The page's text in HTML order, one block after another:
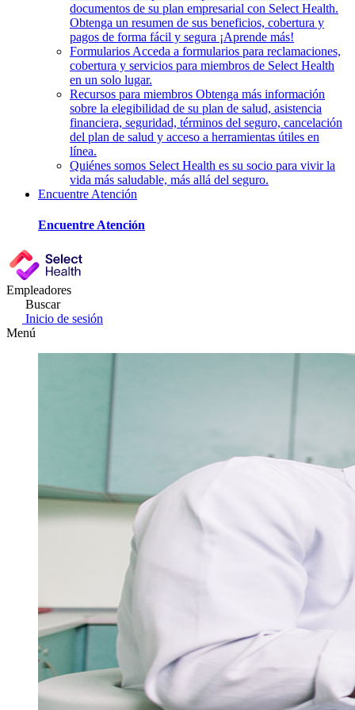
documentos de su plan empresarial con Select Health.
Obtenga un resumen de sus beneficios, cobertura y
pagos de forma fácil y segura ¡Aprende más!
Formularios Acceda a formularios para reclamaciones,
cobertura y servicios para miembros de Select Health
en un solo lugar.
Recursos para miembros Obtenga más información
sobre la elegibilidad de su plan de salud, asistencia
financiera, seguridad, términos del seguro, cancelación
del plan de salud y acceso a herramientas útiles en
línea.
Quiénes somos Select Health es su socio para vivir la
vida más saludable, más allá del seguro.
Encuentre Atención
Encuentre Atención
Empleadores
Buscar
Inicio de sesión
Menú